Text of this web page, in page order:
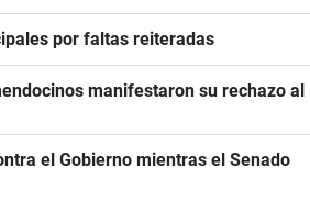
por faltas reiteradas
manifestaron su rechazo al
el Gobierno mientras el Senado